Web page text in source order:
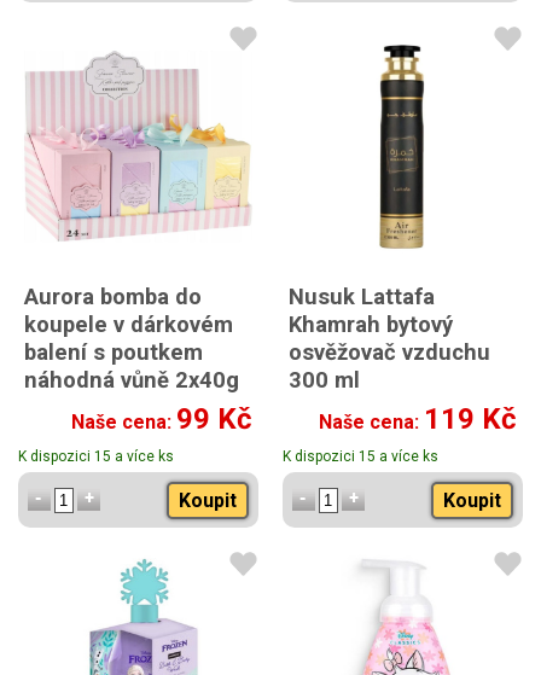
Aurora bomba do
koupele v dárkovém
balení s poutkem
náhodná vůně 2x40g
náhodný výběr vůně
Naše cena: 99 Kč
K dispozici 15 a více ks
Koupit
Nusuk Lattafa
Khamrah bytový
osvěžovač vzduchu
300 ml
Naše cena: 119 Kč
K dispozici 15 a více ks
Koupit